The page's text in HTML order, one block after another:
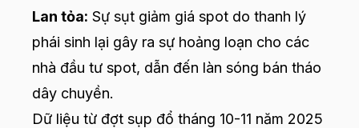
Lan tỏa: Sự sụt giảm giá spot do thanh lý
phái sinh lại gây ra sự hoảng loạn cho các
nhà đầu tư spot, dẫn đến làn sóng bán tháo
dây chuyền.
Dữ liệu từ đợt sụp đổ tháng 10-11 năm 2025